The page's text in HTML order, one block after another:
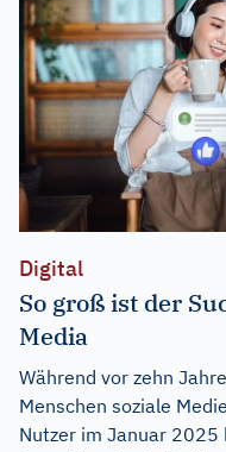
Digital
So groß ist der
Media
Während vor zehn
Menschen soziale
Nutzer im Januar